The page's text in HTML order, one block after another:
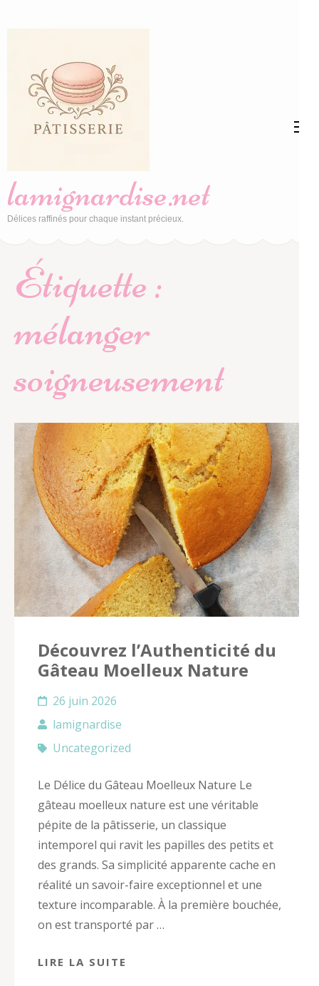
(Pressez
Entrée)
lamignardise.net
Délices raffinés pour chaque instant précieux.
Étiquette :
mélanger
soigneusement
Découvrez l’Authenticité du
Gâteau Moelleux Nature
26 juin 2026
lamignardise
Uncategorized
Le Délice du Gâteau Moelleux Nature Le
gâteau moelleux nature est une véritable
pépite de la pâtisserie, un classique
intemporel qui ravit les papilles des petits et
des grands. Sa simplicité apparente cache en
réalité un savoir-faire exceptionnel et une
texture incomparable. À la première bouchée,
on est transporté par …
LIRE LA SUITE